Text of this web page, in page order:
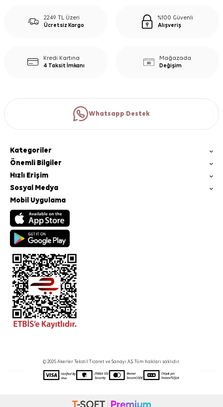
2249 TL Üzeri
Ücretsiz Kargo
%100 Güvenli
Alışveriş
Kredi Kartına
4 Taksit İmkanı
Mağazada
Değişim
Whatsapp Destek
Kategoriler
Önemli Bilgiler
Hızlı Erişim
Sosyal Medya
Mobil Uygulama
© 2025 Akerler Tekstil Ticaret ve Sanayi A.Ş. Tüm hakları saklıdır.